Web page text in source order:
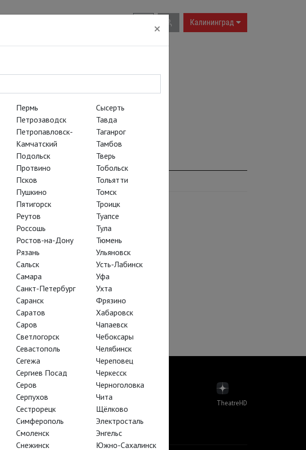
Калининград
TheatreHD Опера
TheatreHD Балет в кино
АРТ-ЛЕКТОРИЙ В КИНО
TheatreHD
×
Пермь
Петрозаводск
Петропавловск-
Камчатский
Подольск
Протвино
Псков
Пушкино
Пятигорск
Реутов
Россошь
Ростов-на-Дону
Рязань
Сальск
Самара
Санкт-Петербург
Саранск
Саратов
Саров
Светлогорск
Севастополь
Сегежа
Сергиев Посад
Серов
Серпухов
Сестрорецк
Симферополь
Смоленск
Снежинск
Сысерть
Тавда
Таганрог
Тамбов
Тверь
Тобольск
Тольятти
Томск
Троицк
Туапсе
Тула
Тюмень
Ульяновск
Усть-Лабинск
Уфа
Ухта
Фрязино
Хабаровск
Чапаевск
Чебоксары
Челябинск
Череповец
Черкесск
Черноголовка
Чита
Щёлково
Электросталь
Энгельс
Южно-Сахалинск